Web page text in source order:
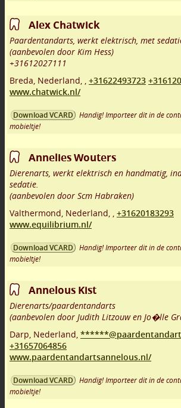
Alex Chatwick
Paardentandarts, werkt elektrisch, met
(aanbevolen door Kim Hess)
+31612027111
Breda Nederland, +31622493723
www.chatwick.nl/
Download VCARD
Handig! Importeer dit in de
mobieltje!
Annelies Wouters
Dierenarts, werkt elektrisch en handmatig,
sedatie.
(aanbevolen door Scm Habraken)
Valthermond Nederland,
+31620183293
www.equilibrium.nl/
Download VCARD
Handig! Importeer dit in de
mobieltje!
Annelous Kist
Dierenarts/paardentandarts
(aanbevolen door Judith Litzouw en Jo�lle
Darp Nederland,
+31657064856
www.paardentandartsannelous.nl/
Download VCARD
Handig! Importeer dit in de
mobieltje!